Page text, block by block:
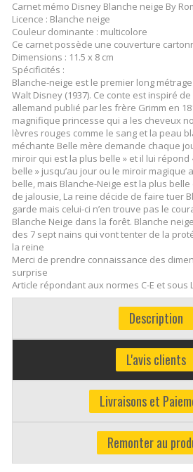
Carnet mémo Disney Blanche neige By
Licence : Blanche neige
Couleur dominante : multicolore
Ce carnet possède une couverture
Dimensions : 11.5 x 8 cm
Spécificités :
Blanche-neige est le premier long
Walt Disney (1937). Ce conte est inspiré
allemand publié par les frère Grimm en
magnifique princesse qui a les cheveux
lèvres rouges comme le sang et la peau
méchante Belle mère demande chaque
miroir qui est la plus belle » et il lui répond
belle » jusqu’au jour ou le miroir magique
belle, mais Blanche-Neige est la plus
de jalousie, La reine décide de faire tuer
garde mais celui-ci n’en trouve pas le
Blanche Neige dans la forêt. Blanche
des 7 sept nains qui vont tenter de la
la reine
Merci de prendre connaissance des
surprise
Article répondant aux normes C-E et sous
Description
L'avis clients
Livraisons et
Remonter au